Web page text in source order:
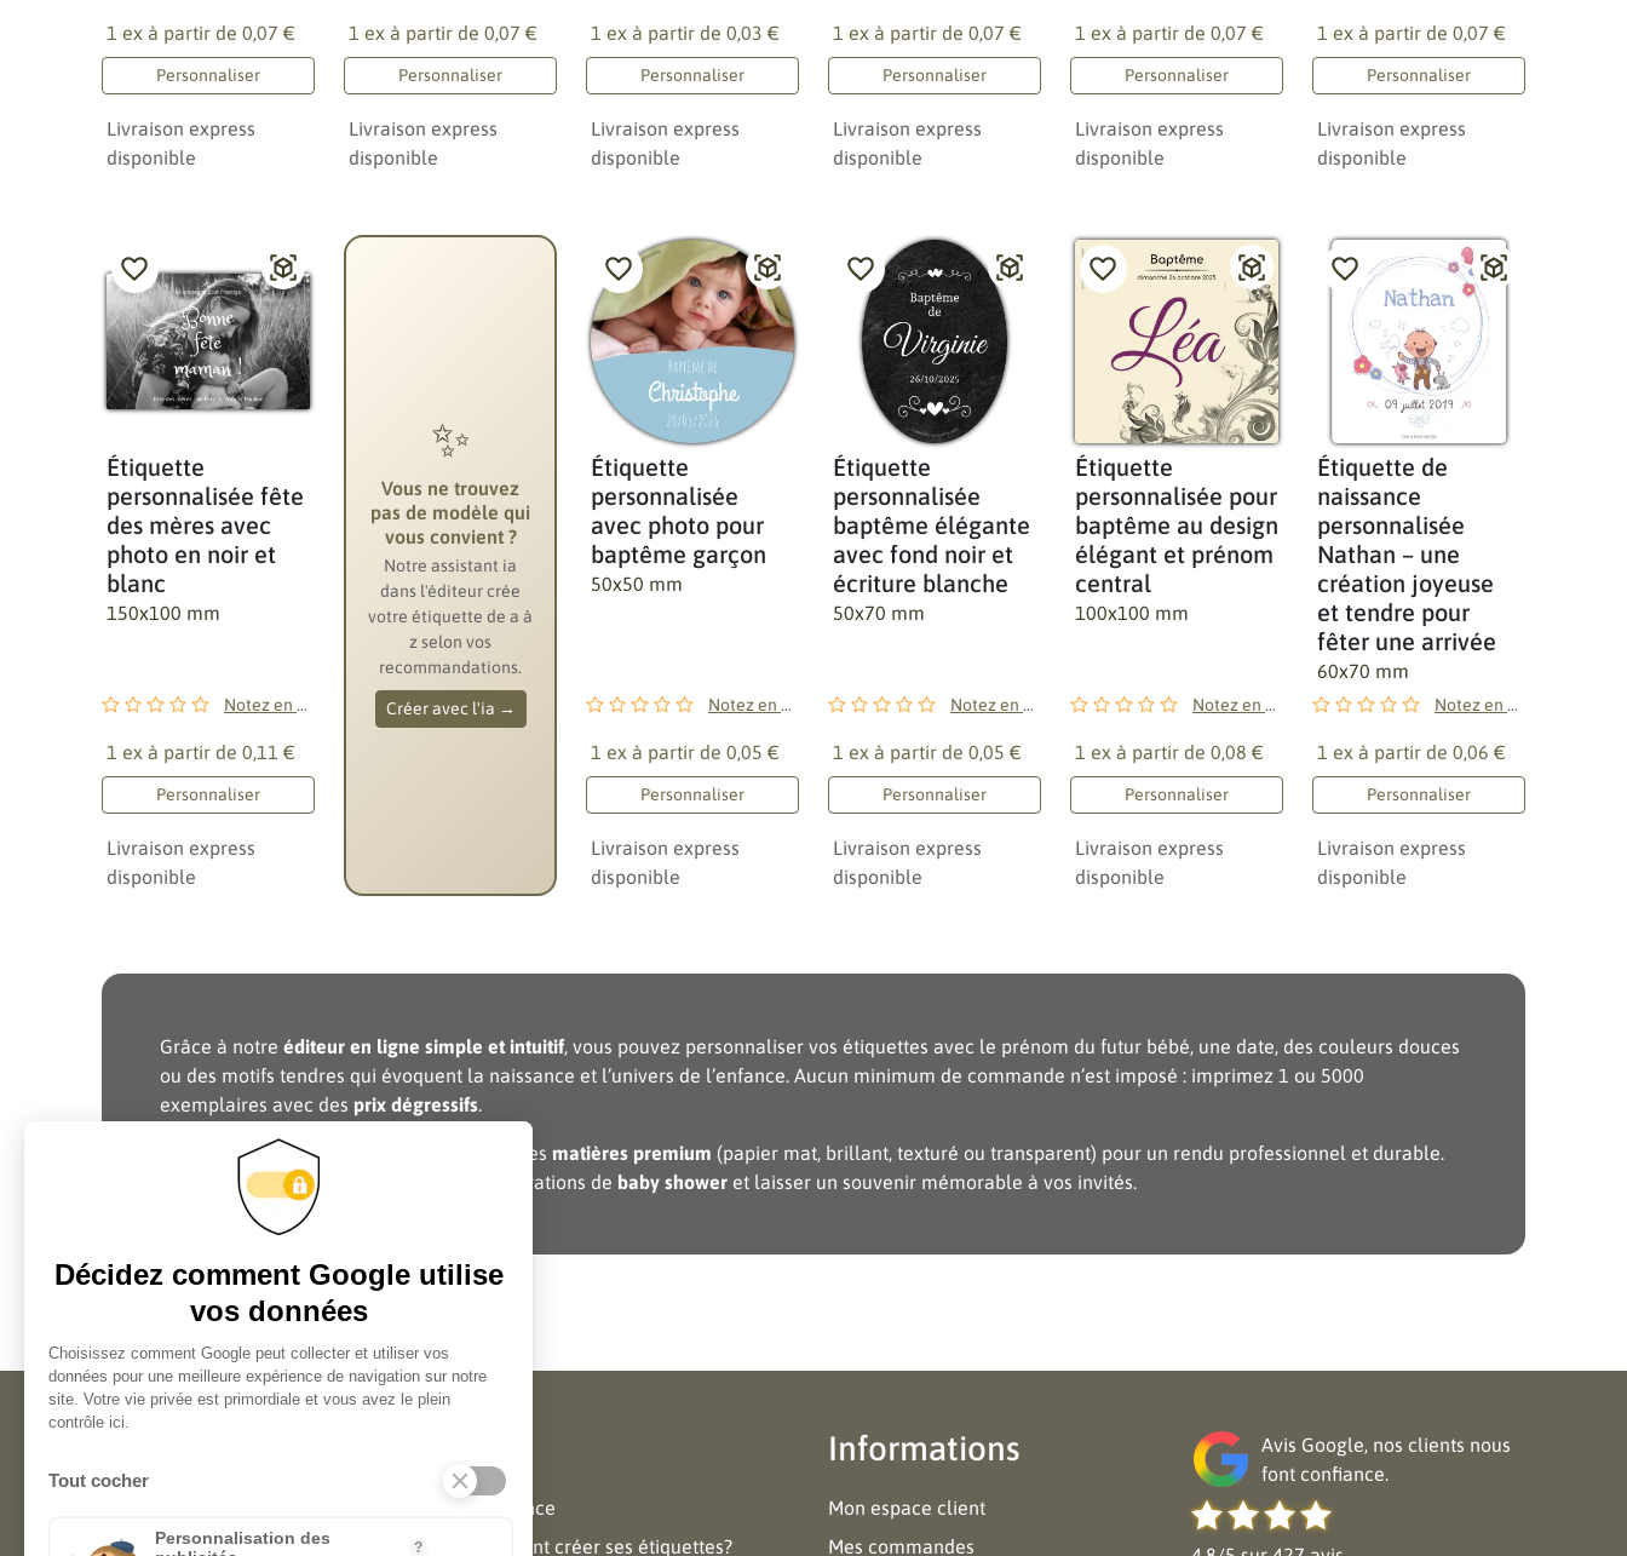
1 ex à partir de 0,07 €
Personnaliser
Livraison express
disponible
1 ex à partir de 0,07 €
Personnaliser
Livraison express
disponible
1 ex à partir de 0,03 €
Personnaliser
Livraison express
disponible
1 ex à partir de 0,07 €
Personnaliser
Livraison express
disponible
1 ex à partir de 0,07 €
Personnaliser
Livraison express
disponible
1 ex à partir de 0,07 €
Personnaliser
Livraison express
disponible
Étiquette
personnalisée fête
des mères avec
photo en noir et
blanc
150x100 mm
Notez en premier !
1 ex à partir de 0,11 €
Personnaliser
Livraison express
disponible
✨
Vous ne trouvez
pas de modèle qui
vous convient ?
Notre assistant ia
dans l'éditeur crée
votre étiquette de a à
z selon vos
recommandations.
Créer avec l'ia →
Étiquette
personnalisée
avec photo pour
baptême garçon
50x50 mm
Notez en premier !
1 ex à partir de 0,05 €
Personnaliser
Livraison express
disponible
Étiquette
personnalisée
baptême élégante
avec fond noir et
écriture blanche
50x70 mm
Notez en premier !
1 ex à partir de 0,05 €
Personnaliser
Livraison express
disponible
Étiquette
personnalisée pour
baptême au design
élégant et prénom
central
100x100 mm
Notez en premier !
1 ex à partir de 0,08 €
Personnaliser
Livraison express
disponible
Étiquette de
naissance
personnalisée
Nathan – une
création joyeuse
et tendre pour
fêter une arrivée
60x70 mm
Notez en premier !
1 ex à partir de 0,06 €
Personnaliser
Livraison express
disponible
Grâce à notre éditeur en ligne simple et intuitif, vous pouvez personnaliser vos étiquettes avec le prénom du futur bébé, une date, des couleurs douces
ou des motifs tendres qui évoquent la naissance et l’univers de l’enfance. Aucun minimum de commande n’est imposé : imprimez 1 ou 5000
exemplaires avec des prix dégressifs.
Toutes nos étiquettes sont imprimées sur des matières premium (papier mat, brillant, texturé ou transparent) pour un rendu professionnel et durable.
Elles sont conçues pour sublimer vos décorations de baby shower et laisser un souvenir mémorable à vos invités.
vous aider à créer vos étiquettes du
Assistance
Comment créer ses étiquettes?
Informations
Mon espace client
Mes commandes
Avis Google, nos clients nous
font confiance.